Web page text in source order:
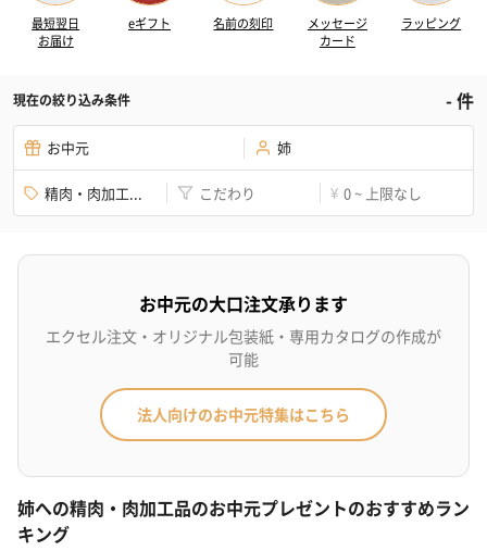
最短翌日
お届け
eギフト 名前の刻印
メッセージ
カード
ラッピング
現在の絞り込み条件 -件
お中元 姉
精肉・肉加工... こだわり ¥ 0 ~ 上限なし
お中元の大口注文承ります
エクセル注文・オリジナル包装紙・専用カタログの作成が
可能
法人向けのお中元特集はこちら
姉への精肉・肉加工品のお中元プレゼントのおすすめラン
キング